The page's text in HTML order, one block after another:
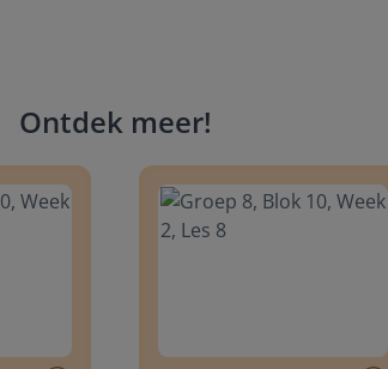
Ontdek meer!